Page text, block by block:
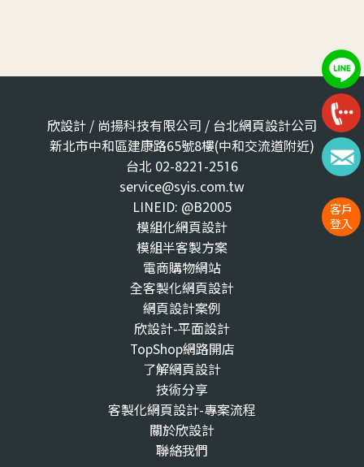
客戶
登入
欣設計 / 尚揚科技有限公司 / 台北網頁設計公司
新北市中和區建康路65號8樓(中和交流道附近)
台北 02-8221-2516
service@syis.com.tw
LINEID: @B2005
模組化網頁設計
模組半客製方案
電商購物網站
全客製化網頁設計
網頁設計案例
欣設計-平面設計
TopShop網路開店
了解網頁設計
技術分享
客製化網頁設計-專案流程
關於欣設計
聯絡我們